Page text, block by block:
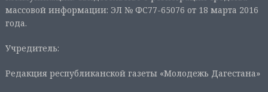
массовой информации: ЭЛ № ФС77-65076 от 18 марта 2016
года.
Учредитель:
Редакция республиканской газеты «Молодежь Дагестана»